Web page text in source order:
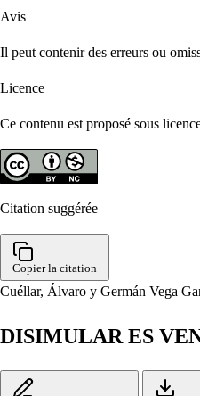
Avis
Il peut contenir des erreurs ou
Licence
Ce contenu est proposé sous
Citation suggérée
Copier la citation
Cuéllar, Álvaro y Germán Vega
DISIMULAR ES